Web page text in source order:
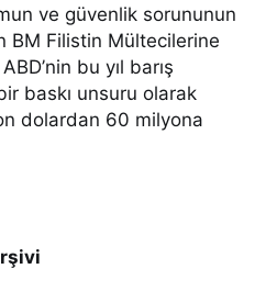
ve güvenlik sorununun
BM Filistin Mültecilerine
bu yıl barış
baskı unsuru olarak
dolardan 60 milyona